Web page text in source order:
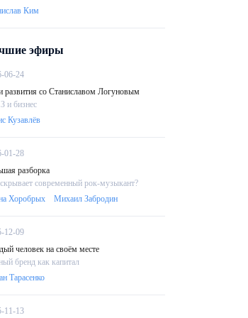
Ким
эфиры
06-24
развития со Станиславом Логуновым
и бизнес
Кузавлёв
01-28
разборка
современный рок-музыкант?
Хоробрых
Михаил Забродин
12-09
человек на своём месте
бренд как капитал
Тарасенко
11-13